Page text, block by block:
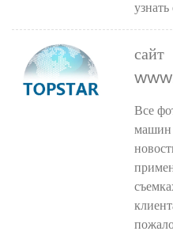
сайт
om
Все
машин